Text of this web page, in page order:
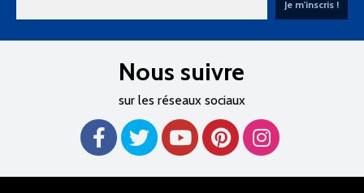
Nous suivre
sur les réseaux sociaux